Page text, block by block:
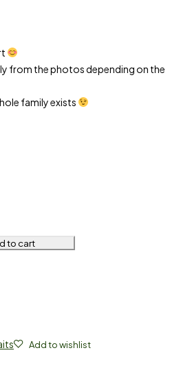
from the photos depending on the
family exists
to cart
Add to wishlist